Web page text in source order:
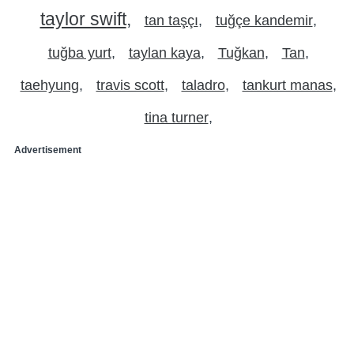
taylor swift tan taşçı tuğçe kandemir
tuğba yurt taylan kaya Tuğkan Tan
taehyung travis scott taladro tankurt manas
tina turner
Advertisement